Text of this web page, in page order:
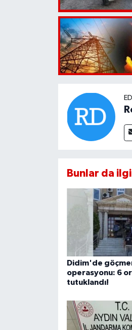
Bunlar da
Didim'de
operasyonu: 6
tutuklandı!